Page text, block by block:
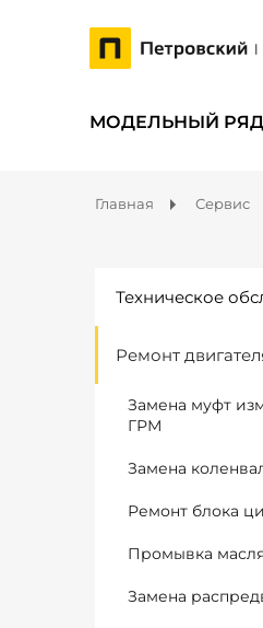
МОДЕЛЬНЫЙ РЯД
Главная Сервис
Техническое
Ремонт
Замена муфт
ГРМ
Замена
Ремонт блока
Промывка
Замена